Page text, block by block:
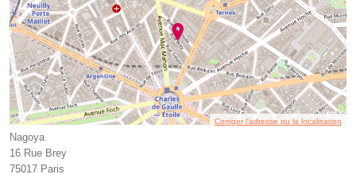
Corriger l’adresse ou la localisation
Nagoya
16 Rue Brey
75017 Paris